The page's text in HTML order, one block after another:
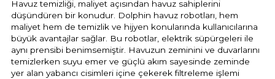
Tuz
Temizleyici
Havuz Robotu Yedek
Dalgıç Pompa
Havuz temizliği, maliyet açısından havuz sahiplerini
düşündüren bir konudur. Dolphin havuz robotları, hem
maliyet hem de temizlik ve hijyen konularında kullanıcılarına
büyük avantajlar sağlar. Bu robotlar, elektrik süpürgeleri ile
aynı prensibi benimsemiştir. Havuzun zeminini ve duvarlarını
temizlerken suyu emer ve güçlü akım sayesinde zeminde
yer alan yabancı cisimleri içine çekerek filtreleme işlemi